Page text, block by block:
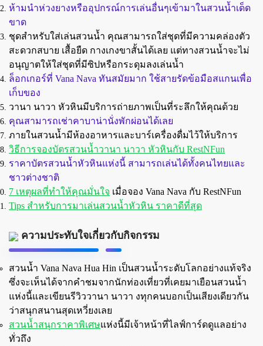
ห้ามนำห่วงยางหรืออุปกรณ์การเล่นอื่นๆเข้ามาในสวนน้ำเด็ด
ขาด
ชุดสำหรับใส่เล่นสวนน้ำ คุณสามารถใส่ชุดที่มีความคล่องตัว
สะดวกสบาย เสื้อยืด กางเกงขาสั้นได้เลย แต่ทางสวนน้ำจะไม่
อนุญาตให้ใส่ชุดที่มีซิปหรือกระดุมลงเล่นน้ำ
ล็อกเกอร์ที่ Vana Nava ทันสมัยมาก ใช้สายรัดข้อมือสแกนเพื่อ
เก็บของ
วานา นาวา หัวหินมีบริการถ่ายภาพเป็นที่ระลึกให้คุณด้วย
คุณสามารถเช่าคาบาน่านั่งพักผ่อนได้เลย
ภายในสวนน้ำมีห้องอาหารและบาร์เครื่องดื่มไว้ให้บริการ
วิธีการจองบัตรสวนน้ำวานา นาวา หัวหินกับ RestNFun
ราคาบัตรสวนน้ำหัวหินแห่งนี้ สามารถเล่นได้ทั้งคนไทยและ
ชาวต่างชาติ
7 เหตุผลที่ทำให้คุณมั่นใจ เมื่อจอง Vana Nava กับ RestNFun
Tips สำหรับการมาเล่นสวนน้ำหัวหิน ราคาดีที่สุด
ความประทับใจเกี่ยวกับกิจกรรม
สวนน้ำ Vana Nava Hua Hin เป็นสวนน้ำระดับโลกอย่างแท้จริง
ซึ่งจะเห็นได้จากคำชมจากนักท่องเที่ยวที่เคยมาเยือนสวนน้ำ
แห่งนี้และเขียนรีวิววานา นาวา งทุกคนบอกเป็นเสียงเดียวกัน
ว่าสนุกสนานสุดเหวี่ยงเลย
สวนน้ำสนุกราคาพิเศษแห่งนี้มีเจ้าหน้าที่ไลฟ์การ์ดดูแลอย่าง
ทั่วถึง